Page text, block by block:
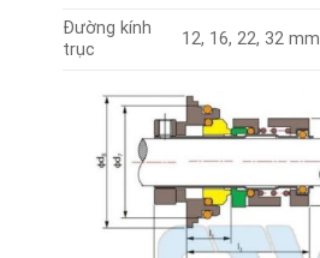
Đường kính
trục
12, 16, 22, 32 mm